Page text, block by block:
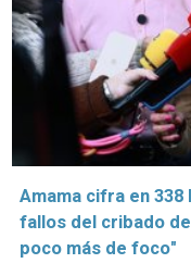
Amama cifra en
fallos del cribado
poco más de foco"